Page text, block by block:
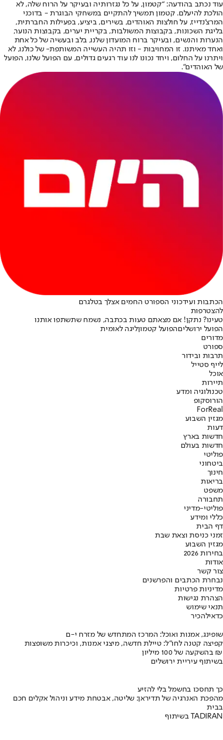
עוד נכתב בהודעה: “קטמון, על כל נגזרותיה ובעיקר על הרוח שלה, לא
הולכת להיעלם. קטמון תמשיך להתקיים במשחקי הבוגרת - בדוכני
המרצ'נדייז, על חולצות האוהדים, בשירים, ביציע, בפעילות החברתית,
בליגת השכונות, בקבוצות המשולבות, בקריית יערים, בקבוצות הנוער,
הנערות והנשים, ובעיקר ברוח המועדון שלנו, בלב ובעשיה של כל אחת
ואחד מאיתנו. זו המחויבות - וזו תהיה העשייה המשותפת- של כולנו, לא
ויתרנו על החלום, ויחד נכונו לנו עוד רגעים גדולים, עם הפועל שלנו, הפועל
של האוהדים”.
הכתבות ועידכוני הספורט החמים אצלך בטלגרם
להצטרפות
טעינו? נתקן! אם מצאתם טעות בכתבה, נשמח שתשתפו אותנו
הפועל ירושליםהפועל קטמוןליגה לאומית
מדורים
ספורט
תרבות ובידור
לייף סטייל
אוכל
תיירות
טכנולוגיה ומדע
הורוסקופ
ForReal
מגזין השבוע
דעות
חדשות בארץ
חדשות בעולם
פוליטי
ביטחוני
חינוך
בריאות
משפט
תחבורה
פוליטי-מדיני
כללי ומידע
דף הבית
זמני כניסת וצאת שבת
מגזין השבוע
בחירות 2026
אודות
צור קשר
נבחרת הכתבים והפרשנים
מדיניות פרטיות
הצהרת נגישות
תנאי שימוש
כדאילהכיר
שופינג, אמנות ואוכל: המרכז המתחדש של מזרח י-ם
קפיצה קטנה לחו"ל: טיילת חדשה, מיצגי אמנות, וכיכרות משופצות
בהשקעה של 100 מיליון ₪
בשיתוף עיריית ירושלים
כך תחסכו בחשמל בלי להזיע
מהפכת האנרגיה של תדיראן: שליטה, אבטחת מידע וניהול אקלים חכם
בבית
בשיתוף TADIRAN